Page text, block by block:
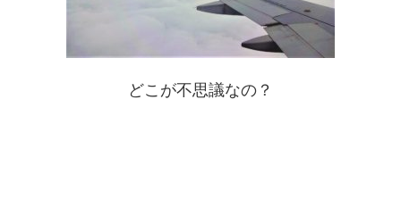
どこが不思議なの？